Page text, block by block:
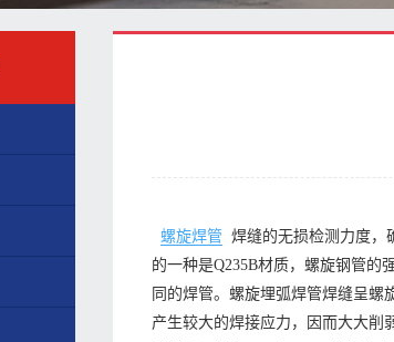
螺旋焊管
焊缝的无损检测力度，
的一种是Q235B材质，螺旋钢管的
同的焊管。螺旋埋弧焊管焊缝呈螺
产生较大的焊接应力，因而大大削